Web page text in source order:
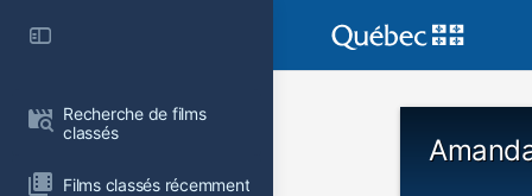
Recherche de films
classés
Films classés récemment